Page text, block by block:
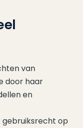
van
door haar
en
op